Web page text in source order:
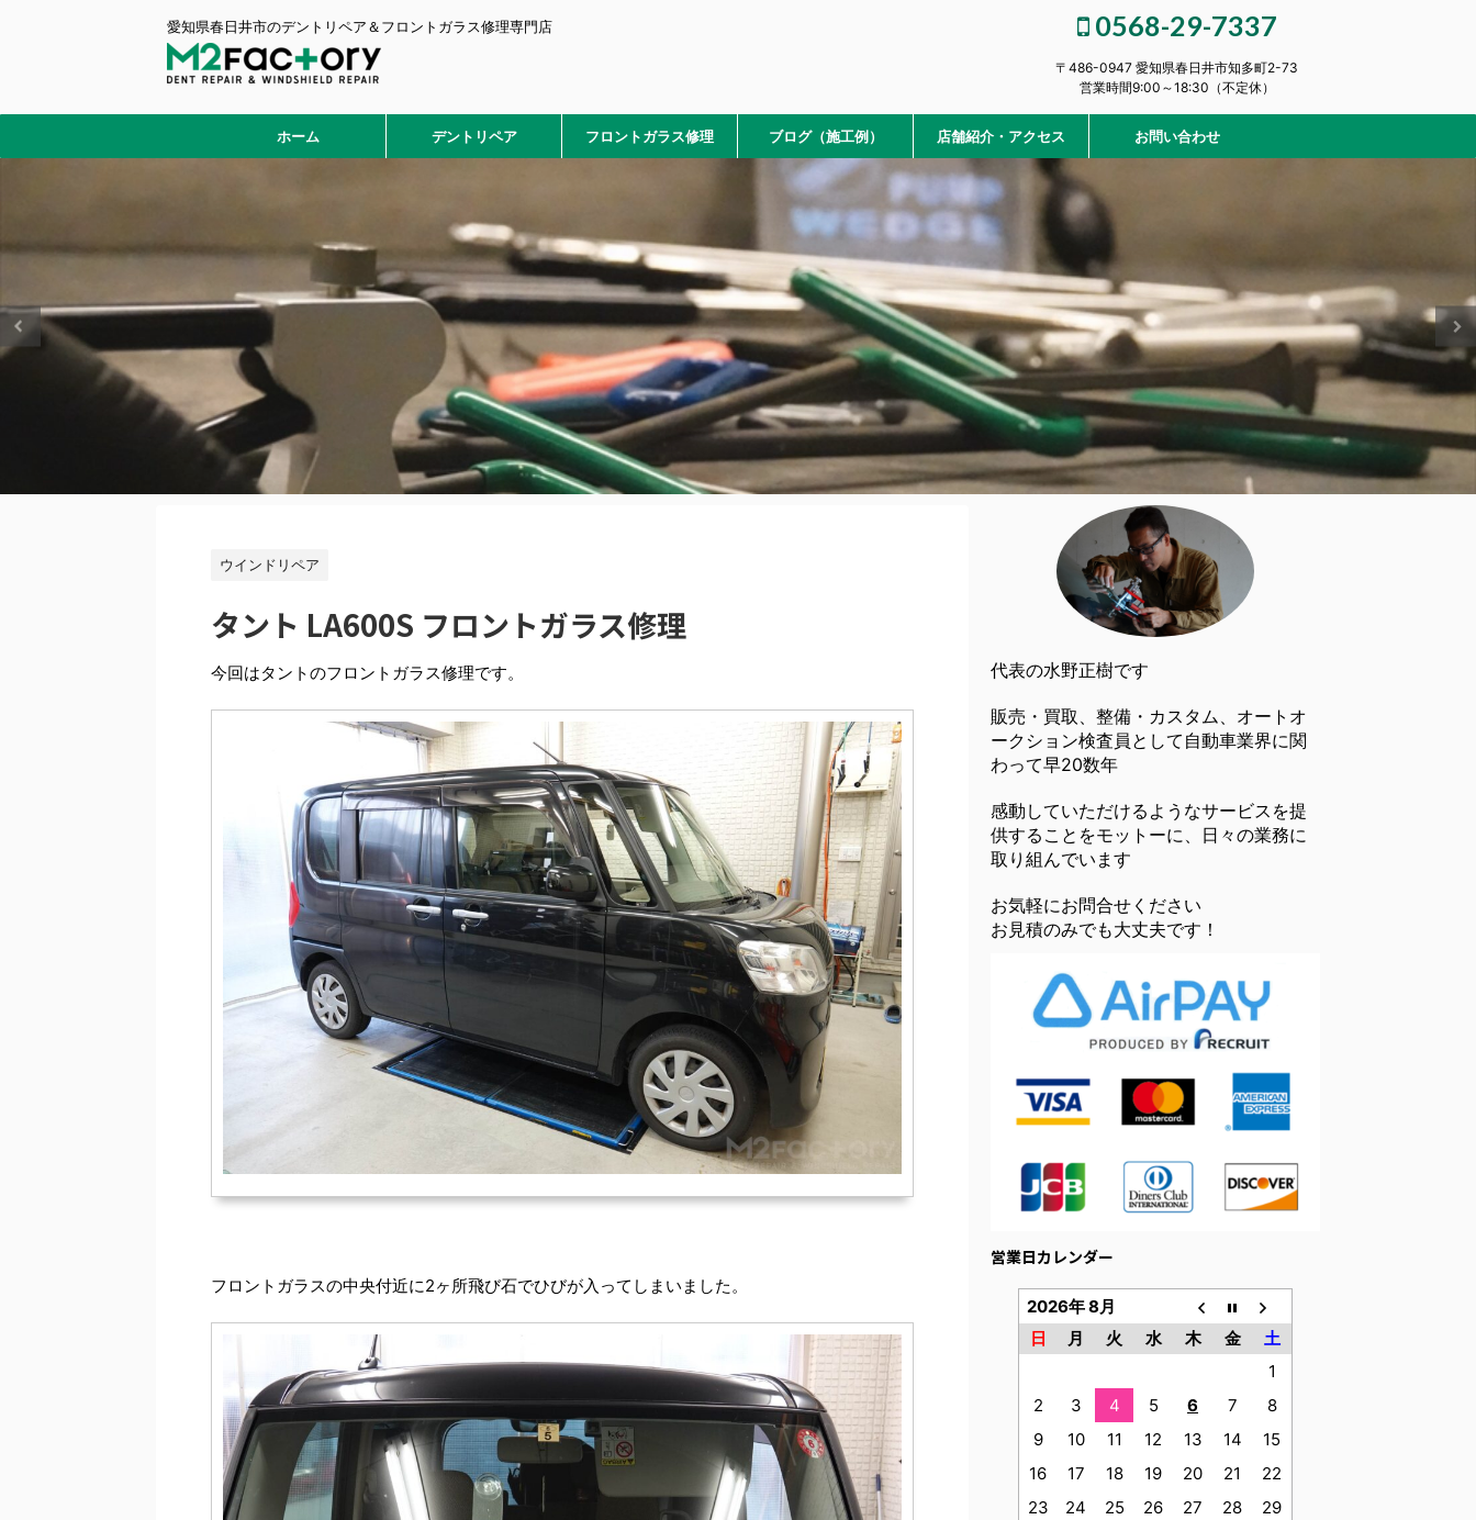
愛知県春日井市のデントリペア＆フロントガラス修理専門店 0568-29-7337
〒486-0947 愛知県春日井市知多町2-73
営業時間9:00～18:30（不定休）
ホーム デントリペア フロントガラス修理 ブログ（施工例） 店舗紹介・アクセス お問い合わせ
ウインドリペア
タント LA600S フロントガラス修理
今回はタントのフロントガラス修理です。
フロントガラスの中央付近に2ヶ所飛び石でひびが入ってしまいました。
代表の水野正樹です
販売・買取、整備・カスタム、オートオ
ークション検査員として自動車業界に関
わって早20数年
感動していただけるようなサービスを提
供することをモットーに、日々の業務に
取り組んでいます
お気軽にお問合せください
お見積のみでも大丈夫です！
営業日カレンダー
2026年 8月
日
月 火 水 木 金
土
1
2
3 4 5 6 7
8
9
10 11 12 13 14
15
16
17 18 19 20 21
22
23
24 25 26 27 28
29